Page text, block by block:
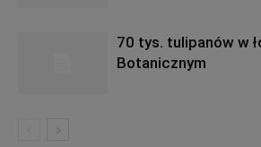
70 tys. tulipanów w
Botanicznym